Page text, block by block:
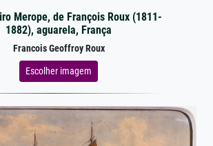
Merope, de François Roux (1811-
1882), aguarela, França
Francois Geoffroy Roux
Escolher imagem